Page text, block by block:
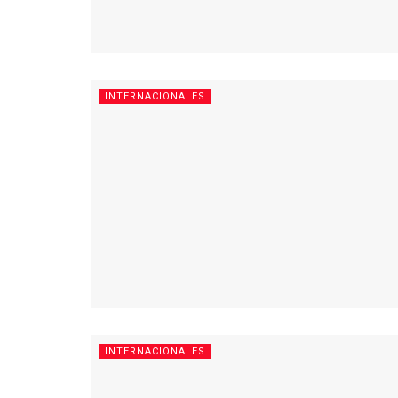
INTERNACIONALES
INTERNACIONALES